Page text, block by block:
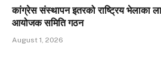
कांग्रेस संस्थापन इतरको राष्ट्रिय भेलाका
आयोजक समिति गठन
August 1, 2026